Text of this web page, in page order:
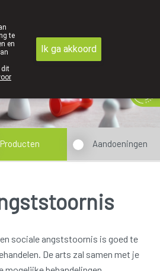
Producten Aandoeningen
sociale angststoornis is goed te
De arts zal samen met je
te
en
dit
Ik ga akkoord